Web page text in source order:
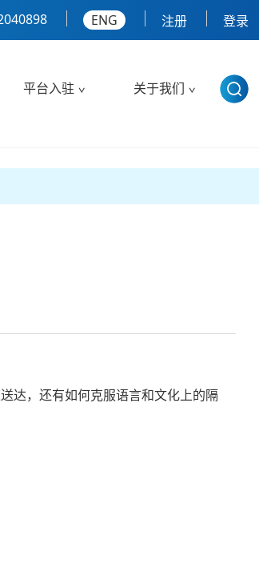
ENG 注册 登录
平台入驻 关于我们
达，还有如何克服语言和文化上的隔